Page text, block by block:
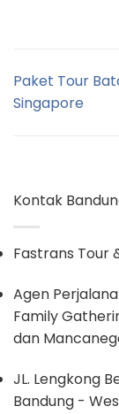
Paket Tour
Singapore
Kontak
Fastrans Tour
Agen
Family
dan
JL. Lengkong
Bandung -